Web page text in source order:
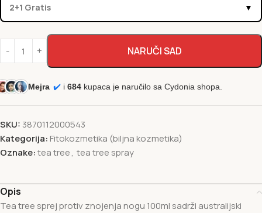
2+1 Gratis ▼
NARUČI SAD
Mejra ✔️ i 684 kupaca je naručilo sa Cydonia shopa.
SKU: 3870112000543
Kategorija: Fitokozmetika (biljna kozmetika)
Oznake:tea tree, tea tree spray
Opis
Tea tree sprej protiv znojenja nogu 100ml sadrži australijski